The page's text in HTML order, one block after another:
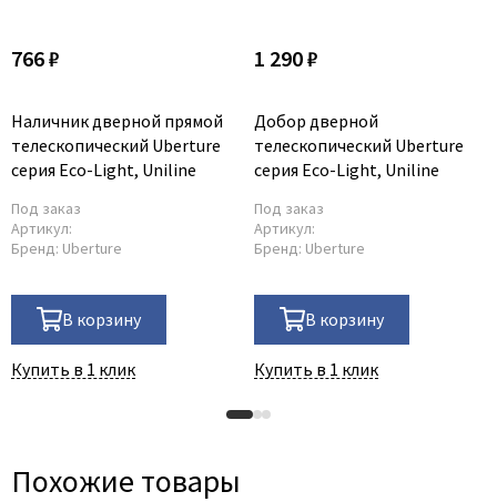
766 ₽
Наличник дверной прямой
телескопический Uberture
серия Eco-Light, Uniline
Под заказ
Артикул:
Бренд: Uberture
В корзину
Купить в 1 клик
1 290 ₽
Добор дверной
телескопический Uberture
серия Eco-Light, Uniline
Под заказ
Артикул:
Бренд: Uberture
В корзину
Купить в 1 клик
Похожие товары